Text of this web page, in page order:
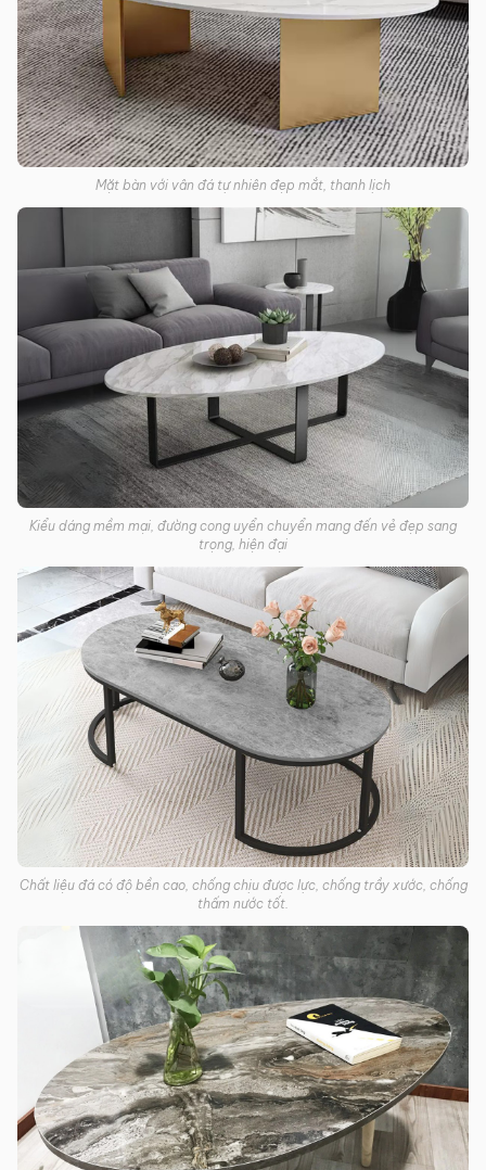
Mặt bàn với vân đá tự nhiên đẹp mắt, thanh lịch
Kiểu dáng mềm mại, đường cong uyển chuyển mang đến vẻ đẹp sang
trọng, hiện đại
Chất liệu đá có độ bền cao, chống chịu được lực, chống trầy xước, chống
thấm nước tốt.